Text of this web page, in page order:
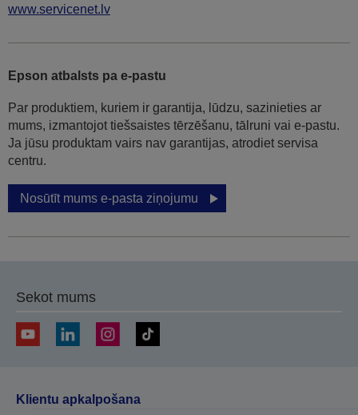
www.servicenet.lv
Epson atbalsts pa e-pastu
Par produktiem, kuriem ir garantija, lūdzu, sazinieties ar
mums, izmantojot tiešsaistes tērzēšanu, tālruni vai e-pastu.
Ja jūsu produktam vairs nav garantijas, atrodiet servisa
centru.
Nosūtīt mums e-pasta ziņojumu
Sekot mums
Klientu apkalpošana